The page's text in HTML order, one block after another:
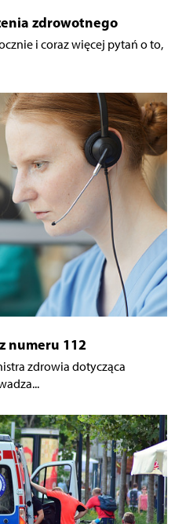
zdrowotnego
i coraz więcej pytań o to,
numeru 112
zdrowia dotycząca